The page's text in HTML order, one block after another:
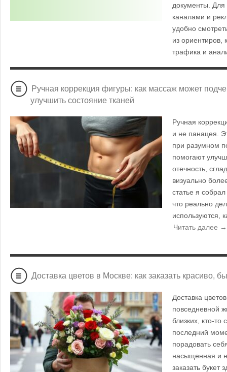
документы. Для
каналами и
удобно
из ориентиров,
трафика и
Ручная коррекция фигуры: как массаж может
улучшить состояние тканей
Ручная
и не панацея.
при разумном
помогают
отечность,
визуально
статье я
что реально
используются,
Читать далее →
Доставка цветов в Москве: как заказать красиво,
Доставка
повседневной
близких, кто-то
последний
порадовать
насыщенная и
заказать букет